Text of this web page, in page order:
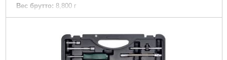
Вес брутто: 8,800 г